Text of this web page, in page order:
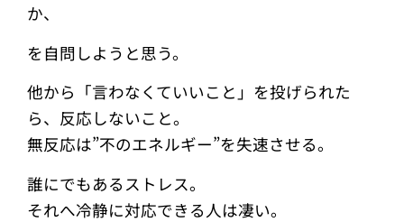
か、
を自問しようと思う。
他から「言わなくていいこと」を投げられた
ら、反応しないこと。
無反応は”不のエネルギー”を失速させる。
誰にでもあるストレス。
それへ冷静に対応できる人は凄い。